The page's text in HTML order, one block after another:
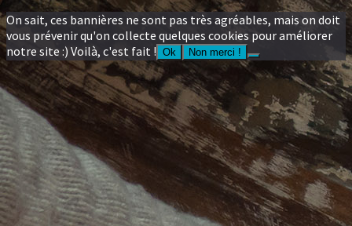
On sait, ces bannières ne sont pas très agréables, mais on doit
vous prévenir qu'on collecte quelques cookies pour améliorer
notre site :) Voilà, c'est fait ! Ok Non merci !